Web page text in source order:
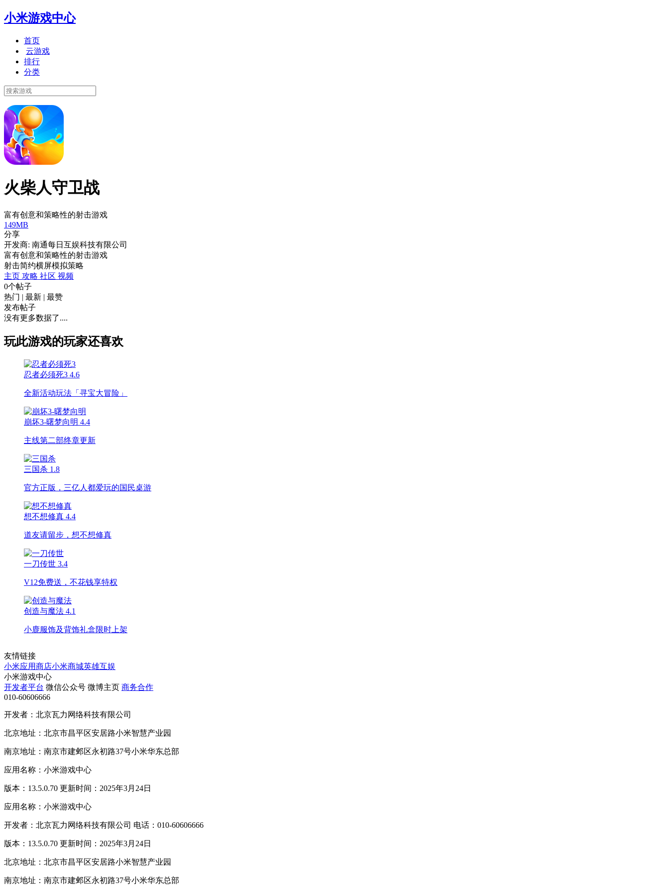
小米游戏中心
首页
云游戏
排行
分类
火柴人守卫战
富有创意和策略性的射击游戏
149MB
分享
开发商: 南通每日互娱科技有限公司
富有创意和策略性的射击游戏
射击简约横屏模拟策略
主页 攻略 社区 视频
0个帖子
热门 | 最新 | 最赞
发布帖子
没有更多数据了....
玩此游戏的玩家还喜欢
忍者必须死3 4.6
全新活动玩法「寻宝大冒险」
崩坏3-曙梦向明 4.4
主线第二部终章更新
三国杀 1.8
官方正版，三亿人都爱玩的国民桌游
想不想修真 4.4
道友请留步，想不想修真
一刀传世 3.4
V12免费送，不花钱享特权
创造与魔法 4.1
小鹿服饰及背饰礼盒限时上架
友情链接
小米应用商店小米商城英雄互娱
小米游戏中心
开发者平台 微信公众号 微博主页 商务合作
010-60606666
开发者：北京瓦力网络科技有限公司
北京地址：北京市昌平区安居路小米智慧产业园
南京地址：南京市建邺区永初路37号小米华东总部
应用名称：小米游戏中心
版本：13.5.0.70 更新时间：2025年3月24日
应用名称：小米游戏中心
开发者：北京瓦力网络科技有限公司 电话：010-60606666
版本：13.5.0.70 更新时间：2025年3月24日
北京地址：北京市昌平区安居路小米智慧产业园
南京地址：南京市建邺区永初路37号小米华东总部